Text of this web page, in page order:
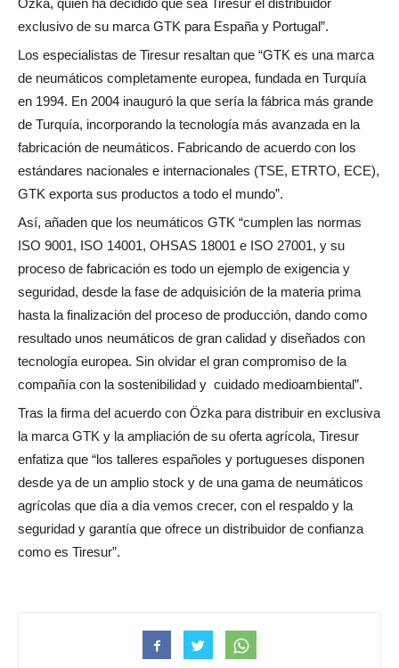
exclusivo de su marca GTK para España y Portugal”.
Los especialistas de Tiresur resaltan que “GTK es una marca
de neumáticos completamente europea, fundada en Turquía
en 1994. En 2004 inauguró la que sería la fábrica más grande
de Turquía, incorporando la tecnología más avanzada en la
fabricación de neumáticos. Fabricando de acuerdo con los
estándares nacionales e internacionales (TSE, ETRTO, ECE),
GTK exporta sus productos a todo el mundo”.
Así, añaden que los neumáticos GTK “cumplen las normas
ISO 9001, ISO 14001, OHSAS 18001 e ISO 27001, y su
proceso de fabricación es todo un ejemplo de exigencia y
seguridad, desde la fase de adquisición de la materia prima
hasta la finalización del proceso de producción, dando como
resultado unos neumáticos de gran calidad y diseñados con
tecnología europea. Sin olvidar el gran compromiso de la
compañía con la sostenibilidad y cuidado medioambiental”.
Tras la firma del acuerdo con Özka para distribuir en exclusiva
la marca GTK y la ampliación de su oferta agrícola, Tiresur
enfatiza que “los talleres españoles y portugueses disponen
desde ya de un amplio stock y de una gama de neumáticos
agrícolas que día a día vemos crecer, con el respaldo y la
seguridad y garantía que ofrece un distribuidor de confianza
como es Tiresur”.